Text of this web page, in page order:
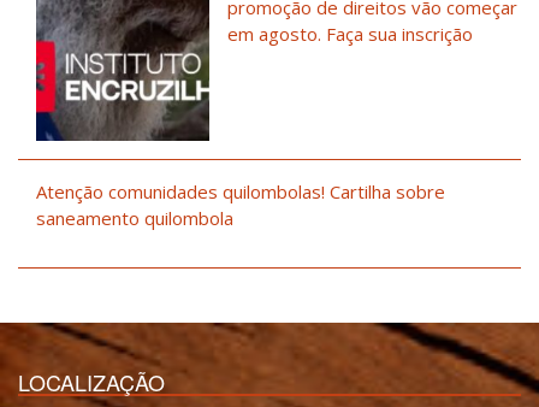
promoção de direitos vão começar
em agosto. Faça sua inscrição
Atenção comunidades quilombolas! Cartilha sobre
saneamento quilombola
LOCALIZAÇÃO